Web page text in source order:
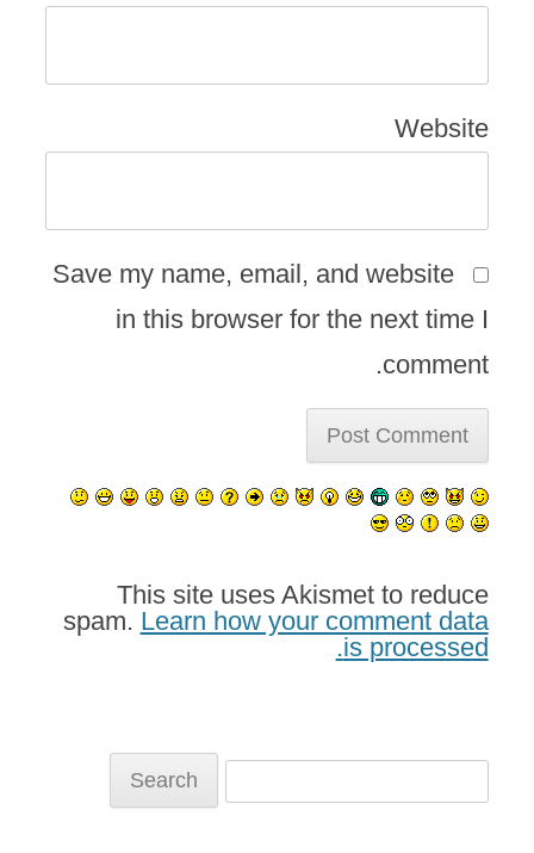
Website
Save my name, email, and website
in this browser for the next time I
comment.
This site uses Akismet to reduce
spam. Learn how your comment data
is processed.